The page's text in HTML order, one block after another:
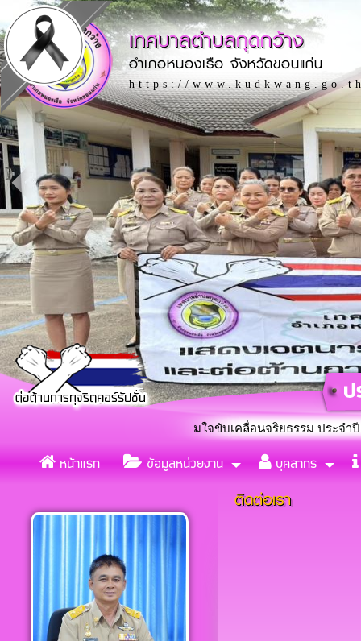
เทศบาลตำบลกุดกว้าง
อำเภอหนองเรือ จังหวัดขอนแก่น
https://
« แต่งตั้งคณะทำงานขับเคลื่อน
บาลตำบลกุดกว้าง ร่วมใจขับเคลื่อนจริยธรรม ประจำปีงบประมาณ
หน้าแรก ข้อมูลหน่วยงาน บุคลากร
ติดต่อเรา